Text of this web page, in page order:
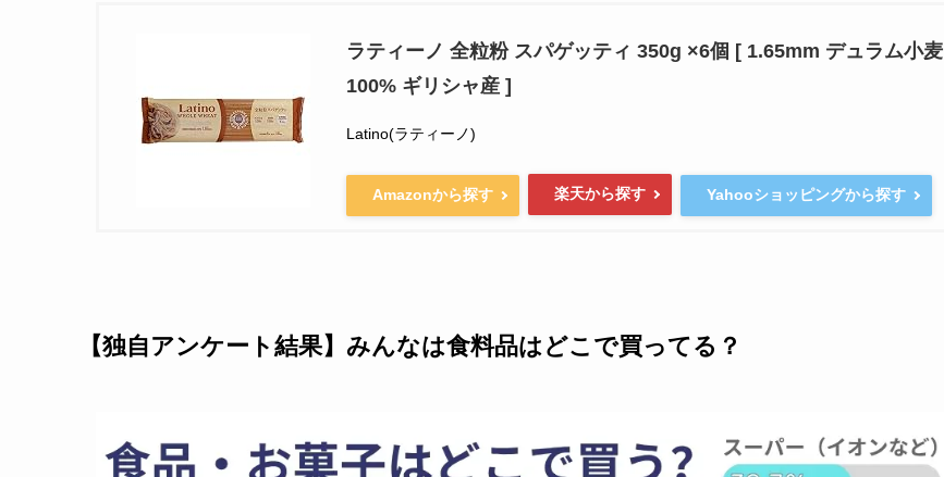
ラティーノ 全粒粉 スパゲッティ 350g ×6個 [ 1.65mm デュラム小麦
100% ギリシャ産 ]
Latino(ラティーノ)
Amazonから探す 楽天から探す Yahooショッピングから探す
【独自アンケート結果】みんなは食料品はどこで買ってる？